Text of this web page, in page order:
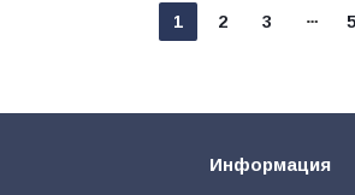
1 2 3
Информация